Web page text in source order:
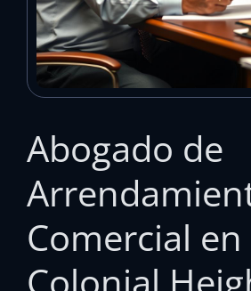
Abogado de
Comercial en